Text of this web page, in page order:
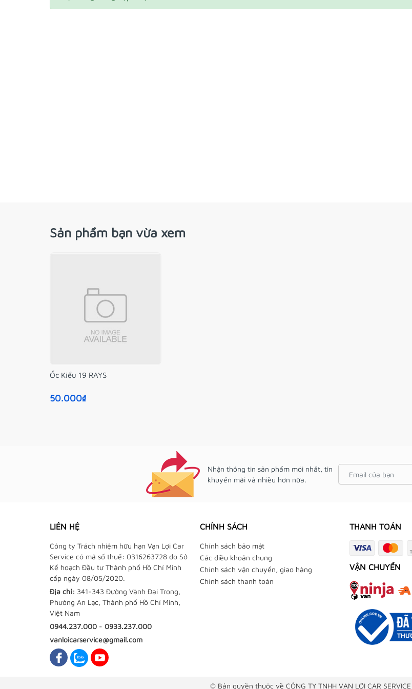
Sản phẩm bạn vừa xem
Ốc Kiểu 19 RAYS
50.000₫
Nhận thông tin sản phẩm mới nhất, tin
khuyến mãi và nhiều hơn nữa.
LIÊN HỆ
Công ty Trách nhiệm hữu hạn Vạn Lợi Car
Service có mã số thuế: 0316263728 do Sở
Kế hoạch Đầu tư Thành phố Hồ Chí Minh
cấp ngày 08/05/2020.
Địa chỉ: 341-343 Đường Vành Đai Trong,
Phường An Lạc, Thành phố Hồ Chí Minh,
Việt Nam
0944.237.000 - 0933.237.000
vanloicarservice@gmail.com
CHÍNH SÁCH
Chính sách bảo mật
Các điều khoản chung
Chính sách vận chuyển, giao hàng
Chính sách thanh toán
THANH TOÁN
VẬN CHUYỂN
© Bản quyền thuộc về CÔNG TY TNHH VẠN LỢI CAR SERVICE